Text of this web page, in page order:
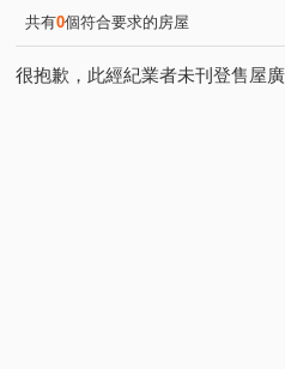
港新三路(1)
思齊街(1) 漢成六街(1)
松竹五路一段(1) 三甲
共有0個符合要求的房屋
很抱歉，此經紀業者未刊登售屋廣